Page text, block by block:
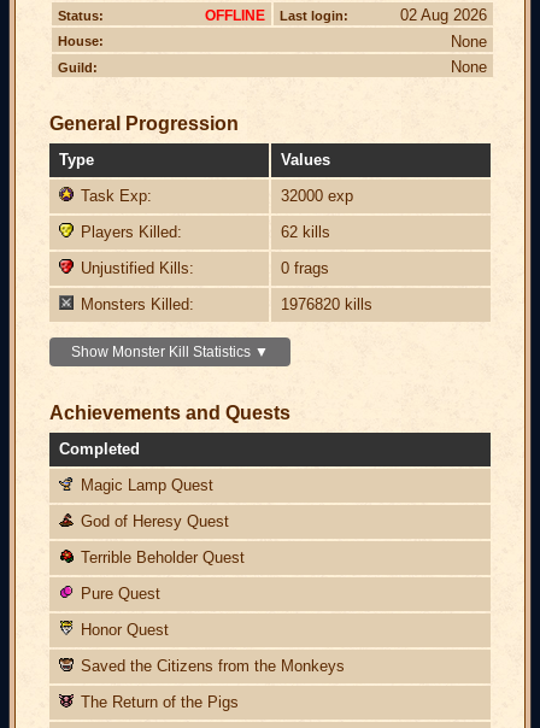
Status: OFFLINE Last login: 02 Aug 2026
House: None
Guild: None
General Progression
Type
Values
Task Exp:
32000 exp
Players Killed:
62 kills
Unjustified Kills:
0 frags
Monsters Killed:
1976820 kills
Show Monster Kill Statistics ▼
Achievements and Quests
Completed
Magic Lamp Quest
God of Heresy Quest
Terrible Beholder Quest
Pure Quest
Honor Quest
Saved the Citizens from the Monkeys
The Return of the Pigs